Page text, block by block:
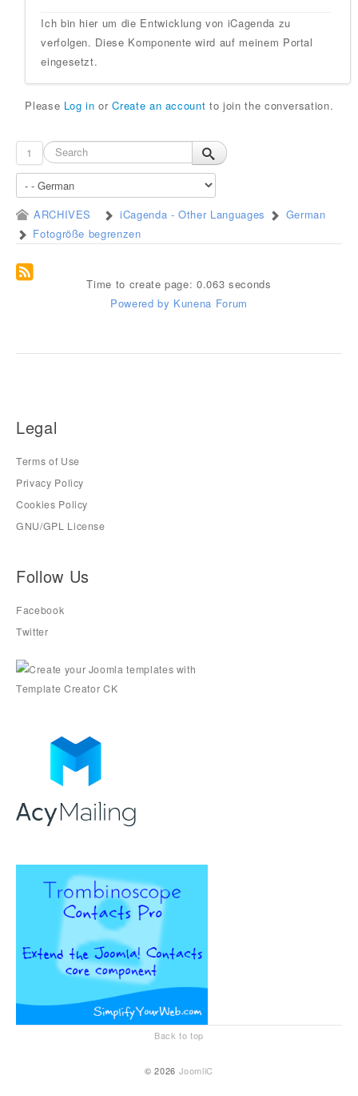
Ich bin hier um die Entwicklung von iCagenda zu
verfolgen. Diese Komponente wird auf meinem Portal
eingesetzt.
Please Log in orCreate an account to join the conversation.
1
ARCHIVES iCagenda - Other Languages
German
Fotogröße begrenzen
Time to create page: 0.063 seconds
Powered by Kunena Forum
Legal
Terms of Use
Privacy Policy
Cookies Policy
GNU/GPL License
Follow Us
Facebook
Twitter
Back to top
© 2026 JoomliC